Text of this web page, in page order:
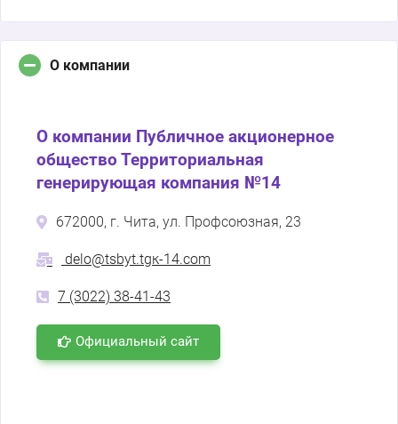
О компании
О компании Публичное акционерное
общество Территориальная
генерирующая компания №14
672000, г. Чита, ул. Профсоюзная, 23
dеlо@tsbуt.tgк-14.соm
7 (3022) 38-41-43
Официальный сайт